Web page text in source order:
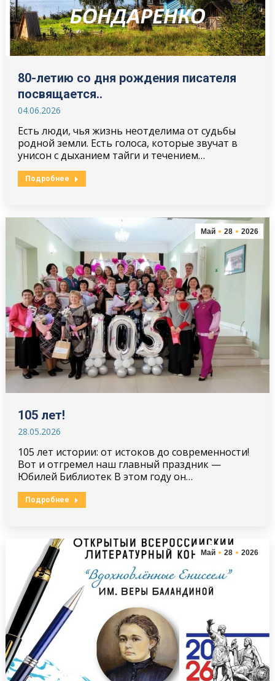
80-летию со дня рождения писателя
посвящается..
04.06.2026
Есть люди, чья жизнь неотделима от судьбы
родной земли. Есть голоса, которые звучат в
унисон с дыханием тайги и течением…
Подробнее
Май 28 2026
105 лет!
28.05.2026
105 лет истории: от истоков до современности!
Вот и отгремел наш главный праздник —
Юбилей Библиотек В этом году он…
Подробнее
Май 28 2026